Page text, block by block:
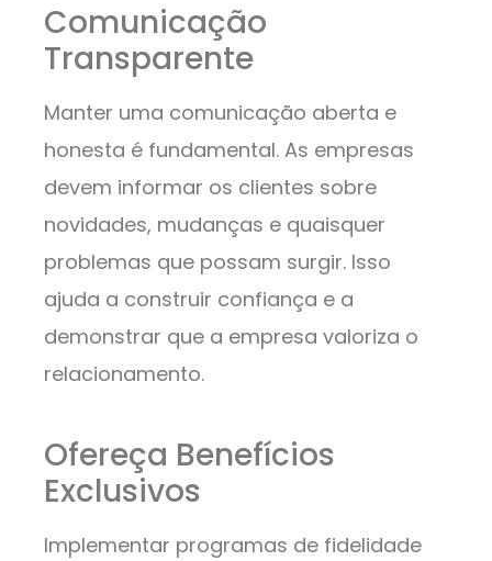
Comunicação
Transparente
Manter uma comunicação aberta e
honesta é fundamental. As empresas
devem informar os clientes sobre
novidades, mudanças e quaisquer
problemas que possam surgir. Isso
ajuda a construir confiança e a
demonstrar que a empresa valoriza o
relacionamento.
Ofereça Benefícios
Exclusivos
Implementar programas de fidelidade